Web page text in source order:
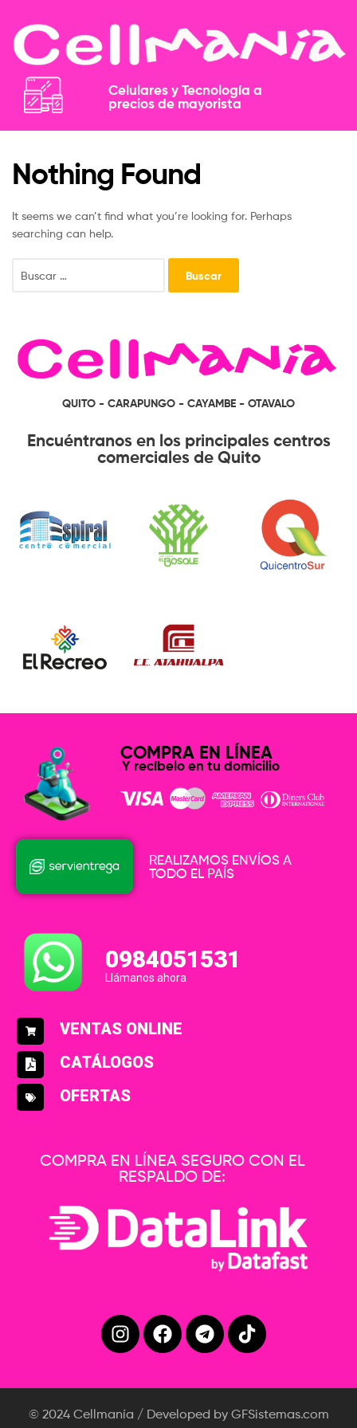
Celulares y Tecnología a
precios de mayorista​​
Nothing Found
It seems we can’t find what you’re looking for. Perhaps
searching can help.
QUITO - CARAPUNGO - CAYAMBE - OTAVALO
Encuéntranos en los principales centros
comerciales de Quito
COMPRA EN LÍNEA
Y recíbelo en tu domicilio
REALIZAMOS ENVÍOS A
TODO EL PAÍS
0984051531
Llámanos ahora
VENTAS ONLINE
CATÁLOGOS
OFERTAS
COMPRA EN LÍNEA SEGURO CON EL
RESPALDO DE:
© 2024 Cellmanía / Developed by GFSistemas.com